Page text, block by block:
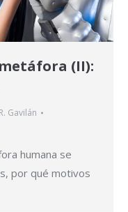
(II):
Gavilán
humana se
por qué motivos